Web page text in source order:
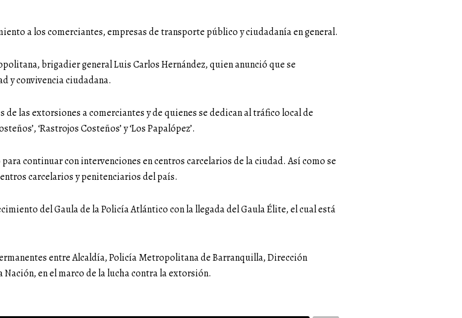
a los comerciantes, empresas de transporte público y ciudadanía en general.
brigadier general Luis Carlos Hernández, quien anunció que se
y convivencia ciudadana.
las extorsiones a comerciantes y de quienes se dedican al tráfico local de
‘Rastrojos Costeños’ y ‘Los Papalópez’.
continuar con intervenciones en centros carcelarios de la ciudad. Así como se
carcelarios y penitenciarios del país.
del Gaula de la Policía Atlántico con la llegada del Gaula Élite, el cual está
entre Alcaldía, Policía Metropolitana de Barranquilla, Dirección
en el marco de la lucha contra la extorsión.